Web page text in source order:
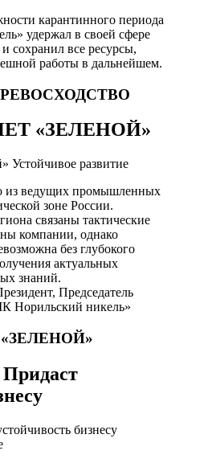
карантинного периода
удержал в своей сфере
сохранил все ресурсы,
работы в дальнейшем.
«ЗЕЛЕНОЙ»
Устойчивое развитие
из ведущих промышленных
зоне России.
связаны тактические
компании, однако
без глубокого
актуальных
знаний.
Председатель
Норильский никель»
«ЗЕЛЕНОЙ»